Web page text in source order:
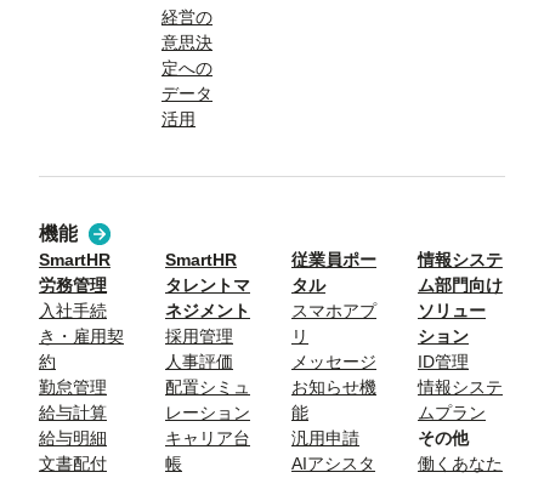
経営の
意思決
定への
データ
活用
機能
SmartHR
労務管理
入社手続
き・雇用契
約
勤怠管理
給与計算
給与明細
文書配付
SmartHR
タレントマ
ネジメント
採用管理
人事評価
配置シミュ
レーション
キャリア台
帳
従業員ポー
タル
スマホアプ
リ
メッセージ
お知らせ機
能
汎用申請
AIアシスタ
情報システ
ム部門向け
ソリュー
ション
ID管理
情報システ
ムプラン
その他
働くあなた